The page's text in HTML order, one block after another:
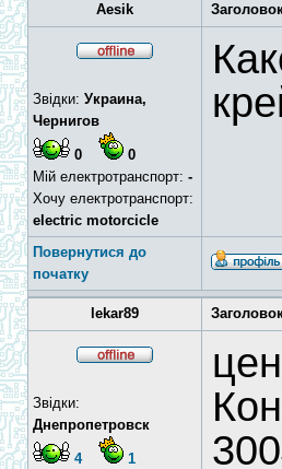
Aesik
Звідки: Украина,
Чернигов
0
0
Мій електротранспорт: -
Хочу електротранспорт:
electric motorcicle
Повернутися до
початку
lekar89
Звідки:
Днепропетровск
4
1